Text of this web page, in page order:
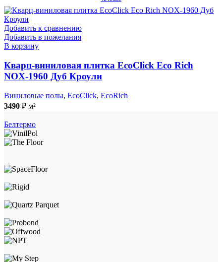
Добавить к сравнению
Добавить в пожелания
В корзину
Кварц-виниловая плитка EcoClick Eco Rich
NOX-1960 Дуб Кроули
Виниловые полы, EcoClick, EcoRich
3490 ₽ м²
Белтермо